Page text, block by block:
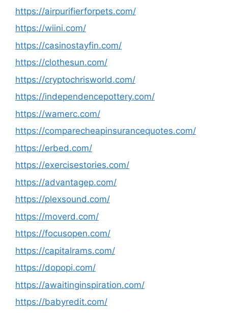
https://airpurifierforpets.com/
https://wiini.com/
https://casinostayfin.com/
https://clothesun.com/
https://cryptochrisworld.com/
https://independencepottery.com/
https://wamerc.com/
https://comparecheapinsurancequotes.com/
https://erbed.com/
https://exercisestories.com/
https://advantagep.com/
https://plexsound.com/
https://moverd.com/
https://focusopen.com/
https://capitalrams.com/
https://dopopi.com/
https://awaitinginspiration.com/
https://babyredit.com/